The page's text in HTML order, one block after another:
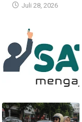
Juli 28, 2026